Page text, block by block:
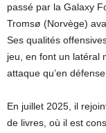
passé par la Galaxy
Tromsø (Norvège)
Ses qualités
jeu, en font un latéral
attaque qu’en
En juillet 2025, il
de livres, où il est